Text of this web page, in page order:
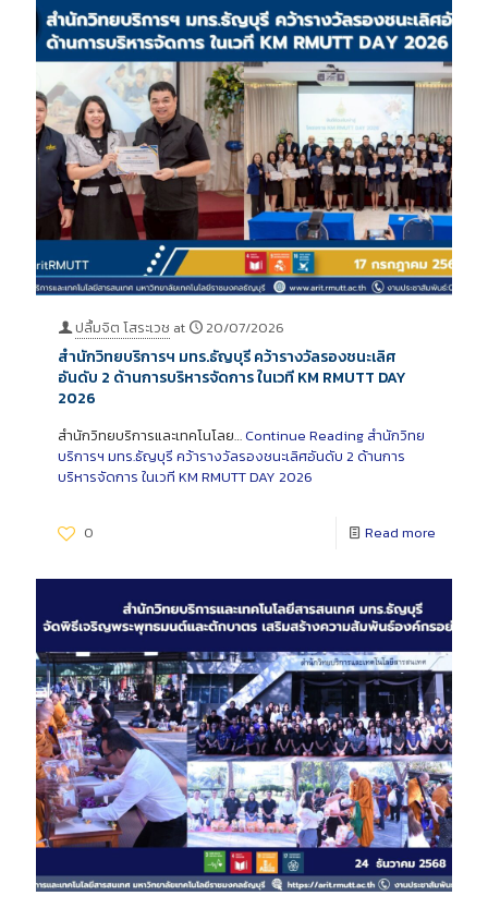
ปลื้มจิต โสระเวช at 20/07/2026
สำนักวิทยบริการฯ มทร.ธัญบุรี คว้ารางวัลรองชนะเลิศ
อันดับ 2 ด้านการบริหารจัดการ ในเวที KM RMUTT DAY
2026
สำนักวิทยบริการและเทคโนโลย… Continue Reading สำนักวิทย
บริการฯ มทร.ธัญบุรี คว้ารางวัลรองชนะเลิศอันดับ 2 ด้านการ
บริหารจัดการ ในเวที KM RMUTT DAY 2026
0 Read more